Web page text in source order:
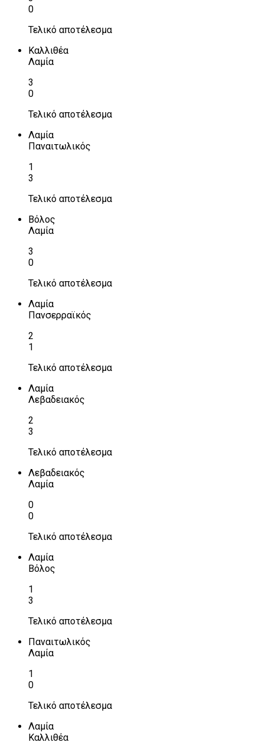
0
Τελικό αποτέλεσμα
Καλλιθέα
Λαμία
3
0
Τελικό αποτέλεσμα
Λαμία
Παναιτωλικός
1
3
Τελικό αποτέλεσμα
Βόλος
Λαμία
3
0
Τελικό αποτέλεσμα
Λαμία
Πανσερραϊκός
2
1
Τελικό αποτέλεσμα
Λαμία
Λεβαδειακός
2
3
Τελικό αποτέλεσμα
Λεβαδειακός
Λαμία
0
0
Τελικό αποτέλεσμα
Λαμία
Βόλος
1
3
Τελικό αποτέλεσμα
Παναιτωλικός
Λαμία
1
0
Τελικό αποτέλεσμα
Λαμία
Καλλιθέα